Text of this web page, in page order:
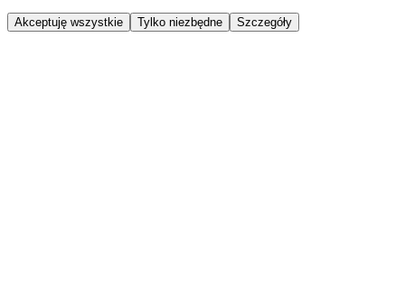
Akceptuję wszystkie Tylko niezbędne Szczegóły